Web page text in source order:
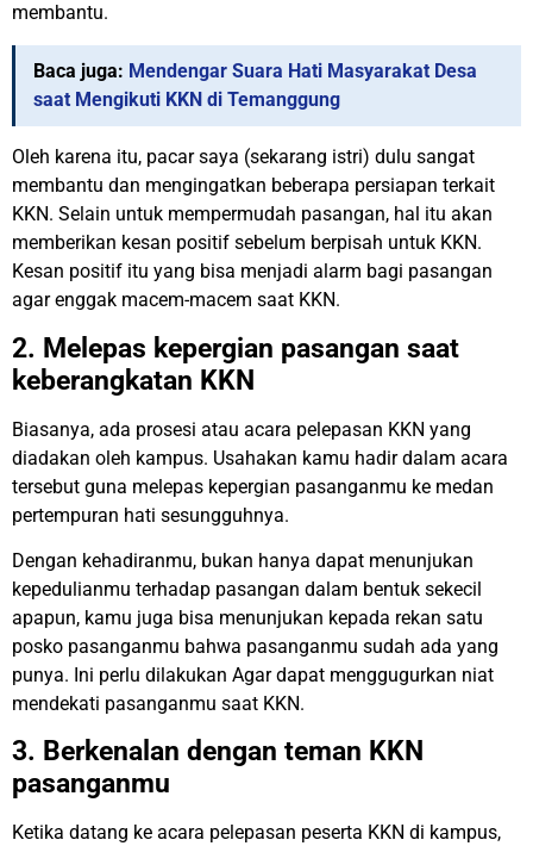
membantu.
Baca juga: Mendengar Suara Hati Masyarakat Desa
saat Mengikuti KKN di Temanggung
Oleh karena itu, pacar saya (sekarang istri) dulu sangat
membantu dan mengingatkan beberapa persiapan terkait
KKN. Selain untuk mempermudah pasangan, hal itu akan
memberikan kesan positif sebelum berpisah untuk KKN.
Kesan positif itu yang bisa menjadi alarm bagi pasangan
agar enggak macem-macem saat KKN.
2. Melepas kepergian pasangan saat
keberangkatan KKN
Biasanya, ada prosesi atau acara pelepasan KKN yang
diadakan oleh kampus. Usahakan kamu hadir dalam acara
tersebut guna melepas kepergian pasanganmu ke medan
pertempuran hati sesungguhnya.
Dengan kehadiranmu, bukan hanya dapat menunjukan
kepedulianmu terhadap pasangan dalam bentuk sekecil
apapun, kamu juga bisa menunjukan kepada rekan satu
posko pasanganmu bahwa pasanganmu sudah ada yang
punya. Ini perlu dilakukan Agar dapat menggugurkan niat
mendekati pasanganmu saat KKN.
3. Berkenalan dengan teman KKN
pasanganmu
Ketika datang ke acara pelepasan peserta KKN di kampus,